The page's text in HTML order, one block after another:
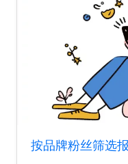
按品牌粉丝筛选